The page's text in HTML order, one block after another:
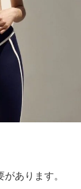
あります。